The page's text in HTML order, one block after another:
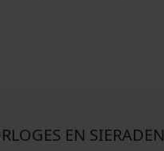
EN SIERADEN